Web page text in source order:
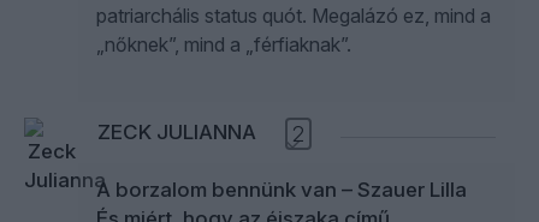
patriarchális status quót. Megalázó ez, mind a
„nőknek”, mind a „férfiaknak”.
ZECK JULIANNA 2
A borzalom bennünk van – Szauer Lilla